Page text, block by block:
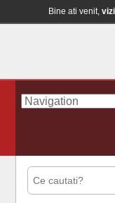
Bine ati venit,